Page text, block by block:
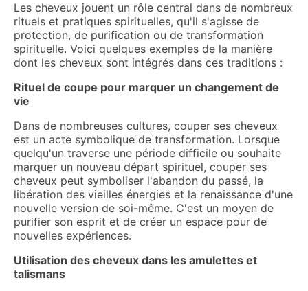
Les cheveux jouent un rôle central dans de nombreux
rituels et pratiques spirituelles, qu'il s'agisse de
protection, de purification ou de transformation
spirituelle. Voici quelques exemples de la manière
dont les cheveux sont intégrés dans ces traditions :
Rituel de coupe pour marquer un changement de
vie
Dans de nombreuses cultures, couper ses cheveux
est un acte symbolique de transformation. Lorsque
quelqu'un traverse une période difficile ou souhaite
marquer un nouveau départ spirituel, couper ses
cheveux peut symboliser l'abandon du passé, la
libération des vieilles énergies et la renaissance d'une
nouvelle version de soi-même. C'est un moyen de
purifier son esprit et de créer un espace pour de
nouvelles expériences.
Utilisation des cheveux dans les amulettes et
talismans